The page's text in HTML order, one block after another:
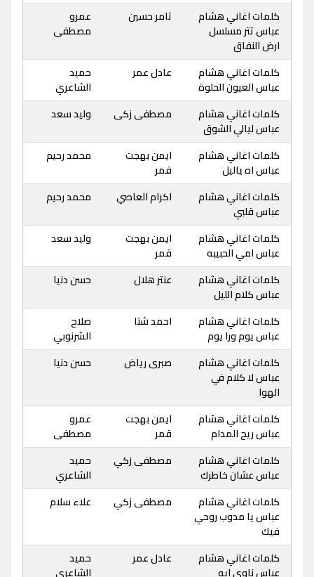
كلمات اغاني هشام
عباس تتر مسلسل
ارض النفاق
تامر حسين
عمرو
مصطفى
كلمات اغاني هشام
عباس العيون الحلوة
عادل عمر
حميد
الشاعري
كلمات اغاني هشام
عباس ليالي الشوق
مصطفى زكى وليد سعد
كلمات اغاني هشام
عباس اه ياليل
ايمن بهجت
قمر
محمد رحيم
كلمات اغاني هشام
عباس قلبي
اكرام العاصي محمد رحيم
كلمات اغاني هشام
عباس امي الحبيبه
ايمن بهجت
قمر
وليد سعد
كلمات اغاني هشام
عباس كلام الليل
عنتر هلال حسن دنيا
كلمات اغاني هشام
عباس يوم ورا يوم
احمد شتا
صلاح
الشرنوبي
كلمات اغاني هشام
عباس لا كلام في
الهوا
صبرى رياض حسن دنيا
كلمات اغاني هشام
عباس ريح المدام
ايمن بهجت
قمر
عمرو
مصطفى
كلمات اغاني هشام
عباس عشان خاطرك
مصطفى زكي
حميد
الشاعري
كلمات اغاني هشام
عباس يا مدوب روحي
فيك
مصطفى زكي علاء سلام
كلمات اغاني هشام
عباس ناوي ايه
عادل عمر
حميد
الشاعري